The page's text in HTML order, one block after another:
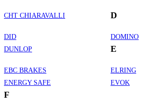
CHT CHIARAVALLI D
DID
DOMINO
DUNLOP
E
EBC BRAKES
ELRING
ENERGY SAFE
EVOK
F